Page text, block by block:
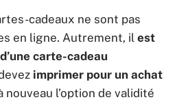
cadeaux ne sont pas
en ligne. Autrement, il est
carte-cadeau
imprimer pour un achat
nouveau l’option de validité